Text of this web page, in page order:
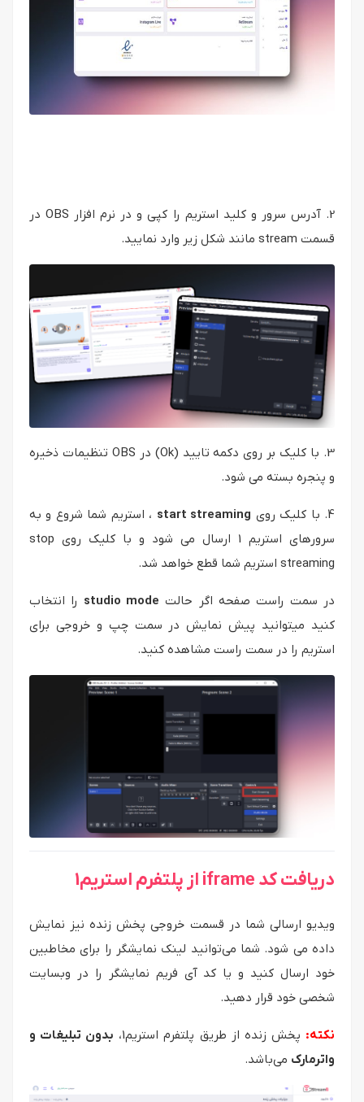
2. آدرس سرور و کلید استریم را کپی و در نرم افزار OBS در
قسمت stream مانند شکل زیر وارد نمایید.
3. با کلیک بر روی دکمه تایید (Ok) در OBS تنظیمات ذخیره
و پنجره بسته می شود.
4. با کلیک روی start streaming ، استریم شما شروع و به
سرورهای استریم 1 ارسال می شود و با کلیک روی stop
streaming استریم شما قطع خواهد شد.
در سمت راست صفحه اگر حالت studio mode را انتخاب
کنید میتوانید پیش نمایش در سمت چپ و خروجی برای
استریم را در سمت راست مشاهده کنید.
دریافت کد iframe از پلتفرم استریم1
ویدیو ارسالی شما در قسمت خروجی پخش زنده نیز نمایش
داده می شود. شما می‌توانید لینک نمایشگر را برای مخاطبین
خود ارسال کنید و یا کد آی فریم نمایشگر را در وبسایت
شخصی خود قرار دهید.
نکته: پخش زنده از طریق پلتفرم استریم1،
بدون تبلیغات و
واترمارک می‌باشد.